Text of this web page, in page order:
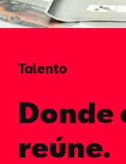
Talento
Donde
reúne.